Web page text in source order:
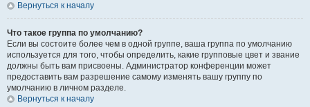
Вернуться к началу
Что такое группа по умолчанию?
Если вы состоите более чем в одной группе, ваша группа по умолчанию
используется для того, чтобы определить, какие групповые цвет и звание
должны быть вам присвоены. Администратор конференции может
предоставить вам разрешение самому изменять вашу группу по
умолчанию в личном разделе.
Вернуться к началу